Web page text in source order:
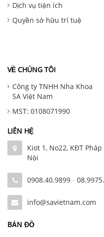
Dịch vụ tiện ích
Quyền sở hữu trí tuệ
VỀ CHÚNG TÔI
Công ty TNHH Nha Khoa
SA Việt Nam
MST: 0108071990
LIÊN HỆ
Kiot 1, No22, KĐT
Nội
0908.40.9899 -
info@savietnam.com
BẢN ĐỒ